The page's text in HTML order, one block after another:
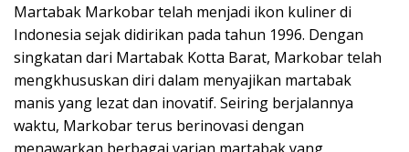
Martabak Markobar telah menjadi ikon kuliner di
Indonesia sejak didirikan pada tahun 1996. Dengan
singkatan dari Martabak Kotta Barat, Markobar telah
mengkhususkan diri dalam menyajikan martabak
manis yang lezat dan inovatif. Seiring berjalannya
waktu, Markobar terus berinovasi dengan